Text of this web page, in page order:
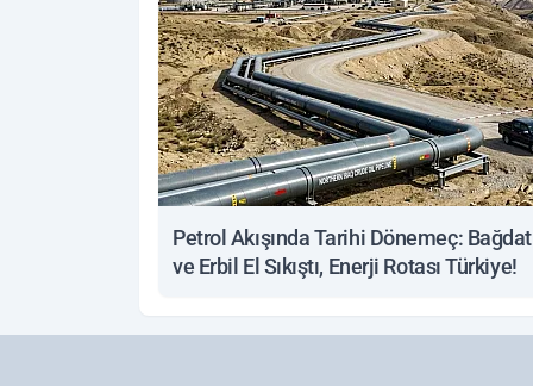
Petrol Akışında Tarihi Dönemeç: Bağdat
ve Erbil El Sıkıştı, Enerji Rotası Türkiye!